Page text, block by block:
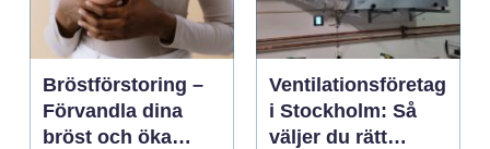
Bröstförstoring –
Förvandla dina
bröst och öka
Ventilationsföretag
i Stockholm: Så
väljer du rätt